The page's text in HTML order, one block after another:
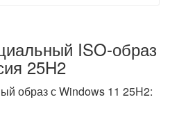
ISO-образ
25H2
образ с Windows 11 25H2: